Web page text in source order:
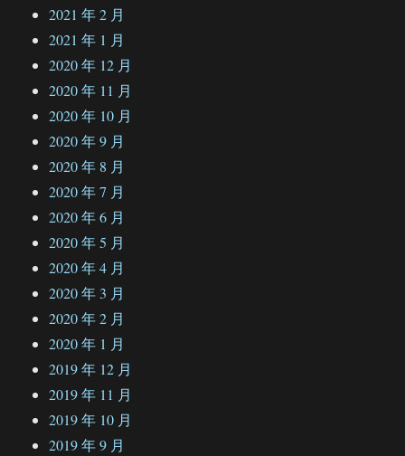
2021 年 2 月
2021 年 1 月
2020 年 12 月
2020 年 11 月
2020 年 10 月
2020 年 9 月
2020 年 8 月
2020 年 7 月
2020 年 6 月
2020 年 5 月
2020 年 4 月
2020 年 3 月
2020 年 2 月
2020 年 1 月
2019 年 12 月
2019 年 11 月
2019 年 10 月
2019 年 9 月